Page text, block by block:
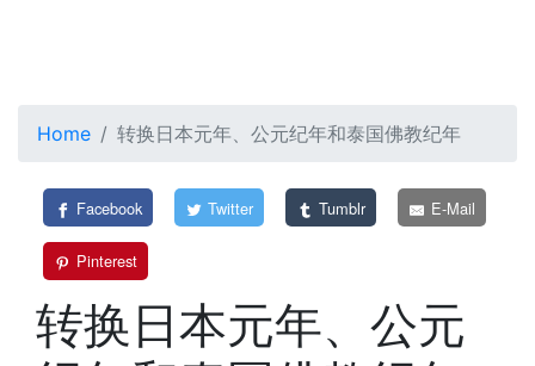
Home 转换日本元年、公元纪年和泰国佛教纪年
Facebook Twitter Tumblr E-Mail
Pinterest
转换日本元年、公元